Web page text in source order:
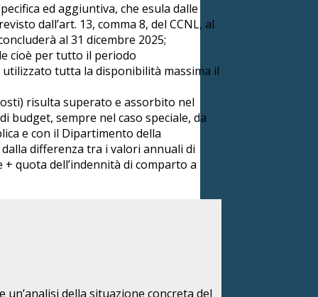
ed aggiuntiva, che esula dalle
dall’art. 13, comma 8, del CCNL, al
al 31 dicembre 2025;
cioè per tutto il periodo
utilizzato tutta la disponibilità massima il
risulta superato e assorbito nel
budget, sempre nel caso speciale, da
e con il Dipartimento della
differenza tra i valori annuali di
quota dell’indennità di comparto a
della situazione concreta del